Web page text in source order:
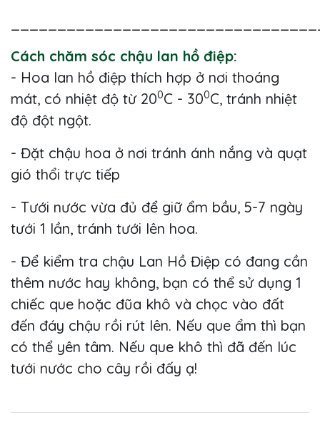
Cách chăm sóc chậu lan hồ điệp:
- Hoa lan hồ điệp thích hợp ở nơi thoáng
mát, có nhiệt độ từ 200C - 300C, tránh nhiệt
độ đột ngột.
- Đặt chậu hoa ở nơi tránh ánh nắng và quạt
gió thổi trực tiếp
- Tưới nước vừa đủ để giữ ẩm bầu, 5-7 ngày
tưới 1 lần, tránh tưới lên hoa.
- Để kiểm tra chậu Lan Hồ Điệp có đang cần
thêm nước hay không, bạn có thể sử dụng 1
chiếc que hoặc đũa khô và chọc vào đất
đến đáy chậu rồi rút lên. Nếu que ẩm thì bạn
có thể yên tâm. Nếu que khô thì đã đến lúc
tưới nước cho cây rồi đấy ạ!